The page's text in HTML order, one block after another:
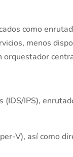
como
menos
IPS),
V), así como